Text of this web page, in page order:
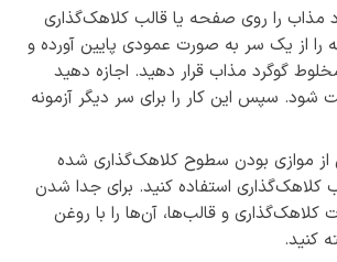
مذاب را روی صفحه یا قالب کلاهک‌گذاری
را از یک سر به صورت عمودی پایین آورده و
گوگرد مذاب قرار دهید. اجازه دهید
سپس این کار را برای سر دیگر آزمونه
از موازی بودن سطوح کلاهک‌گذاری شده
کلاهک‌گذاری استفاده کنید. برای جدا شدن
و قالب‌ها، آن‌ها را با روغن
کنید.